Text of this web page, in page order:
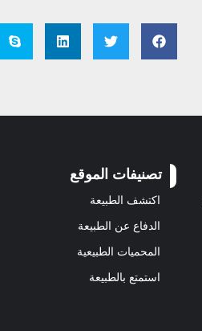
تصنيفات الموقع
اكتشف الطبيعة
الدفاع عن الطبيعة
المحميات الطبيعية
استمتع بالطبيعة